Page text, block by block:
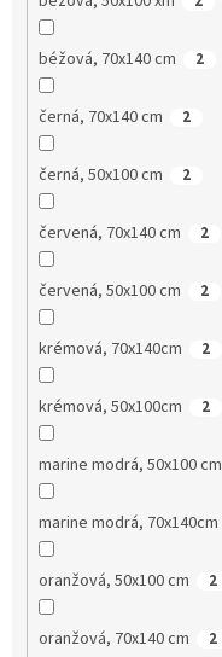
béžová, 70x140 cm 2
černá, 70x140 cm 2
černá, 50x100 cm 2
červená, 70x140 cm 2
červená, 50x100 cm 2
krémová, 70x140cm 2
krémová, 50x100cm 2
marine modrá, 50x100 cm
marine modrá, 70x140cm
oranžová, 50x100 cm 2
oranžová, 70x140 cm 2